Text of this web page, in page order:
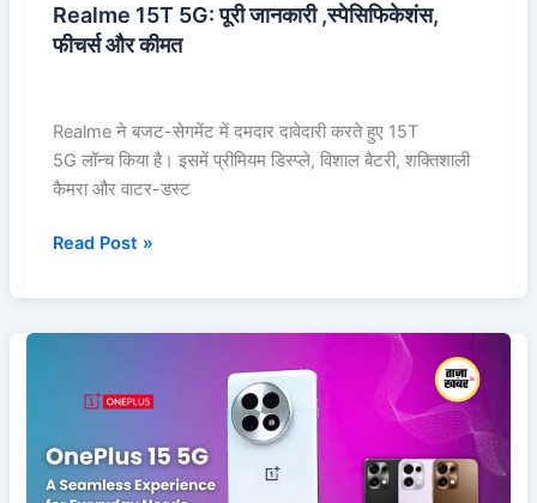
Realme 15T 5G: पूरी जानकारी ,स्पेसिफिकेशंस,
फीचर्स और कीमत
Realme ने बजट-सेगमेंट में दमदार दावेदारी करते हुए 15T
5G लॉन्च किया है। इसमें प्रीमियम डिस्प्ले, विशाल बैटरी, शक्तिशाली
कैमरा और वाटर-डस्ट
Read Post »
2025
के